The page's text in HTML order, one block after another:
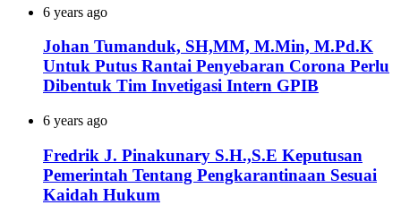
6 years ago
Johan Tumanduk, SH,MM, M.Min, M.Pd.K
Untuk Putus Rantai Penyebaran Corona Perlu
Dibentuk Tim Invetigasi Intern GPIB
6 years ago
Fredrik J. Pinakunary S.H.,S.E Keputusan
Pemerintah Tentang Pengkarantinaan Sesuai
Kaidah Hukum